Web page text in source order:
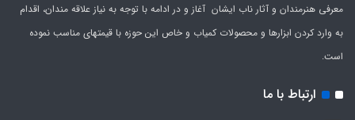
معرفی هنرمندان و آثار ناب ایشان آغاز و در ادامه با توجه به نیاز علاقه مندان، اقدام
به وارد کردن ابزارها و محصولات کمیاب و خاص این حوزه با قیمتهای مناسب نموده
است.
ارتباط با ما